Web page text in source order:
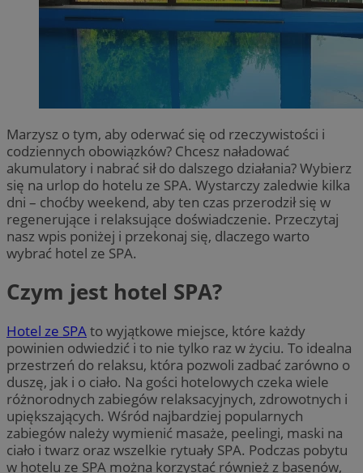
Marzysz o tym, aby oderwać się od rzeczywistości i
codziennych obowiązków? Chcesz naładować
akumulatory i nabrać sił do dalszego działania? Wybierz
się na urlop do hotelu ze SPA. Wystarczy zaledwie kilka
dni – choćby weekend, aby ten czas przerodził się w
regenerujące i relaksujące doświadczenie. Przeczytaj
nasz wpis poniżej i przekonaj się, dlaczego warto
wybrać hotel ze SPA.
Czym jest hotel SPA?
Hotel ze SPAto wyjątkowe miejsce, które każdy
powinien odwiedzić i to nie tylko raz w życiu. To idealna
przestrzeń do relaksu, która pozwoli zadbać zarówno o
duszę, jak i o ciało. Na gości hotelowych czeka wiele
różnorodnych zabiegów relaksacyjnych, zdrowotnych i
upiększających. Wśród najbardziej popularnych
zabiegów należy wymienić masaże, peelingi, maski na
ciało i twarz oraz wszelkie rytuały SPA. Podczas pobytu
w hotelu ze SPA można korzystać również z basenów,